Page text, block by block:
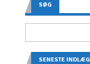
SØG
SENESTE INDLÆG